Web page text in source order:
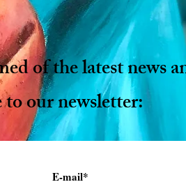
of the latest news
our newsletter: